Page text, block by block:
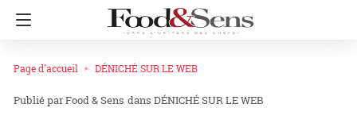
Page d'accueil DÉNICHÉ SUR LE WEB
Food & Sens dans DÉNICHÉ SUR LE WEB